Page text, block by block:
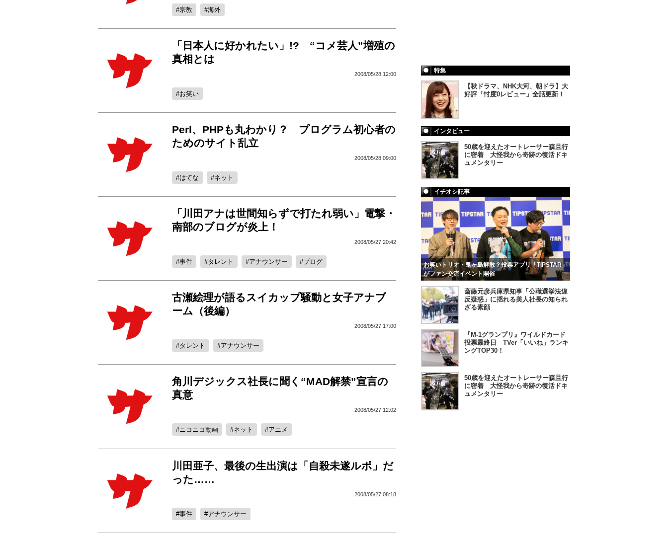
宗教 海外
「日本人に好かれたい」!? “コメ芸人”増殖の
真相とは
2008/05/28 12:00
お笑い
Perl、PHPも丸わかり？ プログラム初心者の
ためのサイト乱立
2008/05/28 09:00
はてな ネット
「川田アナは世間知らずで打たれ弱い」電撃・
南部のブログが炎上！
2008/05/27 20:42
事件 タレント アナウンサー ブログ
古瀬絵理が語るスイカップ騒動と女子アナブ
ーム（後編）
2008/05/27 17:00
タレント アナウンサー
角川デジックス社長に聞く“MAD解禁”宣言の
真意
2008/05/27 12:02
ニコニコ動画 ネット アニメ
川田亜子、最後の生出演は「自殺未遂ルポ」だ
った……
2008/05/27 08:18
事件 アナウンサー
特集
【秋ドラマ、NHK大河、朝ドラ】大
好評「忖度0レビュー」全話更新！
インタビュー
50歳を迎えたオートレーサー森且行
に密着 大怪我から奇跡の復活ドキ
ュメンタリー
イチオシ記事
お笑いトリオ・鬼ヶ島解散？投票アプリ「TIPSTAR」
がファン交流イベント開催
斎藤元彦兵庫県知事「公職選挙法違
反疑惑」に揺れる美人社長の知られ
ざる素顔
『M-1グランプリ』ワイルドカード
投票最終日 TVer「いいね」ランキ
ングTOP30！
50歳を迎えたオートレーサー森且行
に密着 大怪我から奇跡の復活ドキ
ュメンタリー